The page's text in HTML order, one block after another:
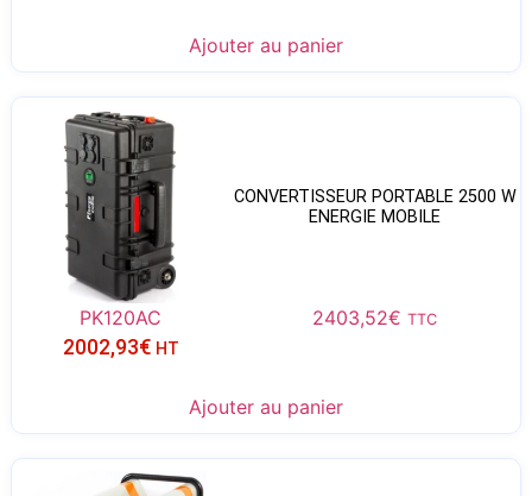
Ajouter au panier
CONVERTISSEUR PORTABLE 2500 W
ENERGIE MOBILE
PK120AC 2403,52€ TTC
2002,93€ HT
Ajouter au panier